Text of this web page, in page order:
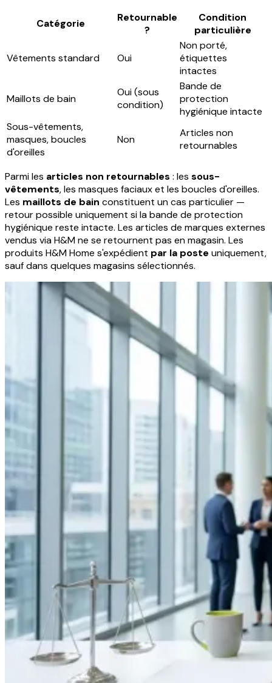
Catégorie
Retournable
?
Condition
particulière
Vêtements standard Oui
Non porté,
étiquettes
intactes
Maillots de bain
Oui (sous
condition)
Bande de
protection
hygiénique intacte
Sous-vêtements,
masques, boucles
d'oreilles
Non
Articles non
retournables
Parmi les articles non retournables : les sous-
vêtements, les masques faciaux et les boucles d'oreilles.
Les maillots de bain constituent un cas particulier —
retour possible uniquement si la bande de protection
hygiénique reste intacte. Les articles de marques externes
vendus via H&M ne se retournent pas en magasin. Les
produits H&M Home s'expédient par la poste uniquement,
sauf dans quelques magasins sélectionnés.